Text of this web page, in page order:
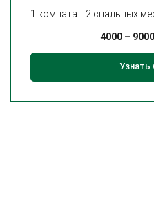
1 комната 2 спальных
4000– 9000
Узнать